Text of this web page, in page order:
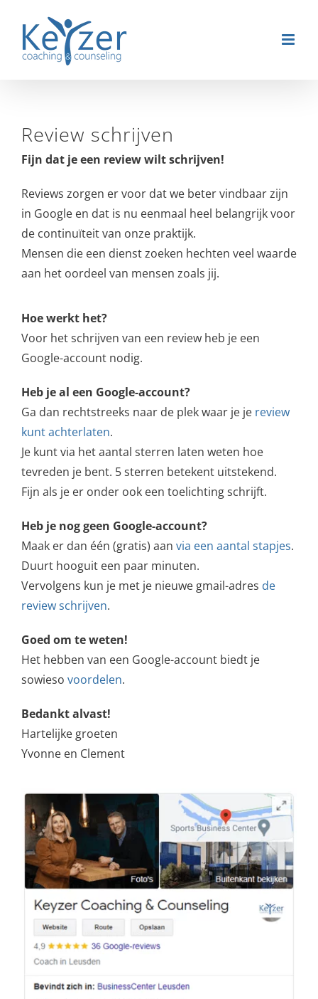
naar
inhoud
Review schrijven
Fijn dat je een review wilt schrijven!
Reviews zorgen er voor dat we beter vindbaar zijn
in Google en dat is nu eenmaal heel belangrijk voor
de continuïteit van onze praktijk.
Mensen die een dienst zoeken hechten veel waarde
aan het oordeel van mensen zoals jij.
Hoe werkt het?
Voor het schrijven van een review heb je een
Google-account nodig.
Heb je al een Google-account?
Ga dan rechtstreeks naar de plek waar je je review
kunt achterlaten.
Je kunt via het aantal sterren laten weten hoe
tevreden je bent. 5 sterren betekent uitstekend.
Fijn als je er onder ook een toelichting schrijft.
Heb je nog geen Google-account?
Maak er dan één (gratis) aan via een aantal stapjes.
Duurt hooguit een paar minuten.
Vervolgens kun je met je nieuwe gmail-adres de
review schrijven.
Goed om te weten!
Het hebben van een Google-account biedt je
sowieso voordelen.
Bedankt alvast!
Hartelijke groeten
Yvonne en Clement